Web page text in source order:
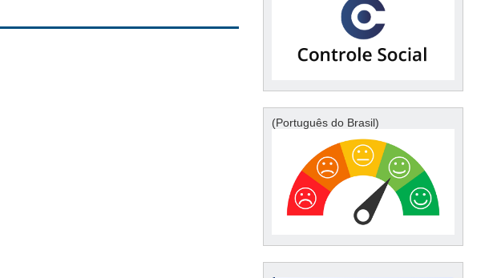
(Português do Brasil)